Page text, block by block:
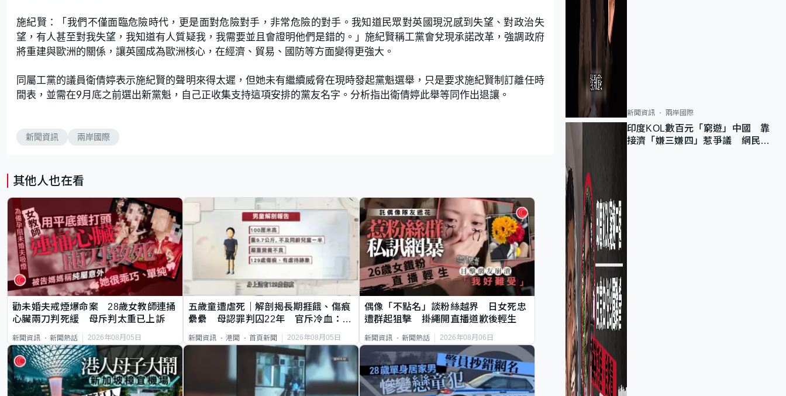
.
3
4
%
施紀賢：「我們不僅面臨危險時代，更是面對危險對手，非常危險的對手。我知道民眾對英國現況感到失望、對政治失
望，有人甚至對我失望，我知道有人質疑我，我需要並且會證明他們是錯的。」施紀賢稱工黨會兌現承諾改革，強調政府
將重建與歐洲的關係，讓英國成為歐洲核心，在經濟、貿易、國防等方面變得更強大。
同屬工黨的議員衛倩婷表示施紀賢的聲明來得太遲，但她未有繼續威脅在現時發起黨魁選舉，只是要求施紀賢制訂離任時
間表，並需在9月底之前選出新黨魁，自己正收集支持這項安排的黨友名字。分析指出衛倩婷此舉等同作出退讓。
新聞資訊 兩岸國際
其他人也在看
勸未婚夫戒煙爆命案 28歲女教師連捅
心臟兩刀判死緩 母斥判太重已上訴
新聞資訊 新聞熱話 2026年08月05日
五歲童遭虐死｜解剖揭長期捱餓、傷痕
纍纍 母認罪判囚22年 官斥冷血：同
新聞資訊 港聞 首頁新聞 2026年08月05日
偶像「不點名」談粉絲越界 日女死忠
遭群起狙擊 掛繩開直播道歉後輕生
新聞資訊 新聞熱話 2026年08月06日
新聞資訊 兩岸國際
印度KOL數百元「窮遊」中國 靠
接濟「嫌三嫌四」惹爭議 網民：